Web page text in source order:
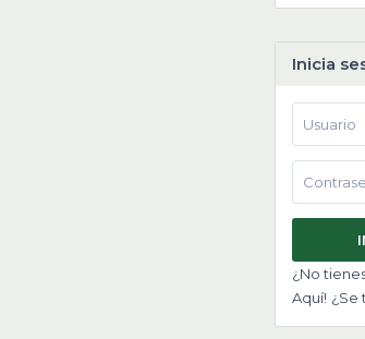
Inicia
¿No
Aquí! ¿Se